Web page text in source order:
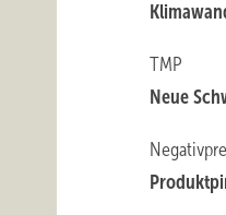
TMP
Neue